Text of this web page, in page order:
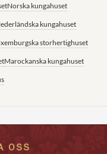
Norska kungahuset
kungahuset
storhertighuset
Marockanska kungahuset
OSS